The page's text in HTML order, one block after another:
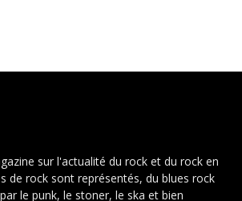
sur l'actualité du rock et du rock en
de rock sont représentés, du blues rock
le punk, le stoner, le ska et bien